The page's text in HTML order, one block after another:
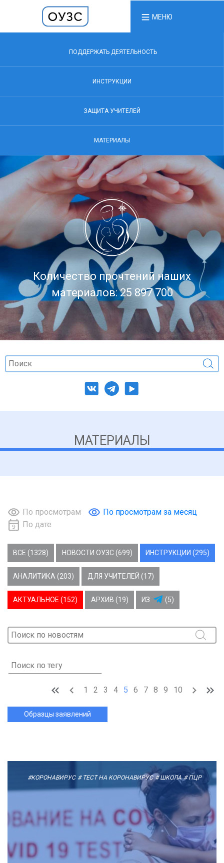
МЕНЮ
ПОДДЕРЖАТЬ ДЕЯТЕЛЬНОСТЬ
ИНСТРУКЦИИ
ЗАЩИТА УЧИТЕЛЕЙ
МАТЕРИАЛЫ
Количество прочтений наших
материалов: 25 897 700
МАТЕРИАЛЫ
По просмотрам
По просмотрам за месяц
По дате
ВСЕ (1328) НОВОСТИ ОУЗС (699) ИНСТРУКЦИИ (295)
АНАЛИТИКА (203) ДЛЯ УЧИТЕЛЕЙ (17)
АКТУАЛЬНОЕ (152) АРХИВ (19) ИЗ (5)
1 2 3 4 5 6 7 8 9 10
Образцы заявлений
#КОРОНАВИРУС # ТЕСТ НА КОРОНАВИРУС # ШКОЛА # ПЦР